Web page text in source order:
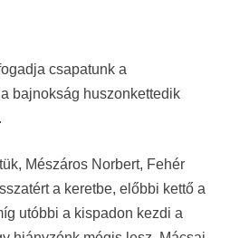
csapatunk a
bajnokság huszonkettedik
Mészáros Norbert, Fehér
a keretbe, előbbi kettő a
utóbbi a kispadon kezdi a